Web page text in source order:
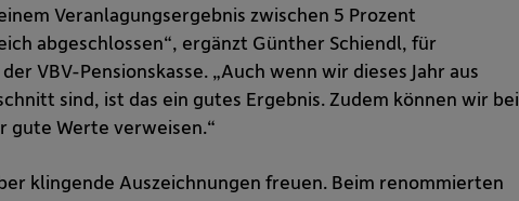
Veranlagungsergebnis zwischen 5 Prozent
abgeschlossen“, ergänzt Günther Schiendl, für
VBV-Pensionskasse. „Auch wenn wir dieses Jahr aus
sind, ist das ein gutes Ergebnis. Zudem können wir bei
gute Werte verweisen.“
klingende Auszeichnungen freuen. Beim renommierten